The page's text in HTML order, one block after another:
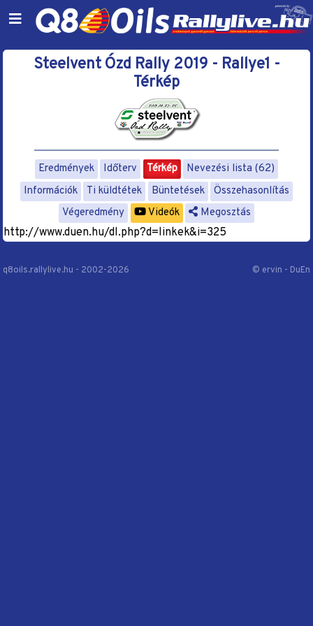
Steelvent Ózd Rally 2019 - Rallye1 -
Térkép
Eredmények Időterv Térkép
Nevezési lista (62)
Információk
Ti küldtétek Büntetések
Összehasonlítás
Végeredmény
Videók Megosztás
http://www.duen.hu/dl.php?d=linkek&i=325
q8oils.rallylive.hu - 2002-2026 © ervin - DuEn